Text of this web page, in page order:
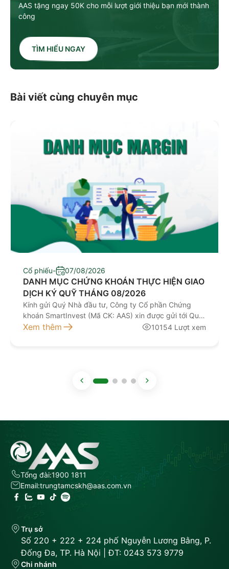
AAS tặng ngay 50K cho mỗi lượt giới thiệu bạn mới thành
công
TÌM HIỂU NGAY
Bài viết cùng chuyên mục
Cổ phiếu- 07/08/2026
DANH MỤC CHỨNG KHOÁN THỰC HIỆN GIAO
DỊCH KÝ QUỸ THÁNG 08/2026
Kính gửi Quý Nhà đầu tư, Công ty Cổ phần Chứng
khoán SmartInvest (Mã CK: AAS) xin được gửi tới Quý
Nhà đầu tư Danh mục chứng khoán thực hiện giao
Xem thêm 10154 Lượt xem
Tổng đài:1900 1811
Email:trungtamcskh@aas.com.vn
Trụ sở
Số 220 + 222 + 224 phố Nguyễn Lương Bằng, P.
Đống Đa, TP. Hà Nội | ĐT: 0243 573 9779
Chi nhánh